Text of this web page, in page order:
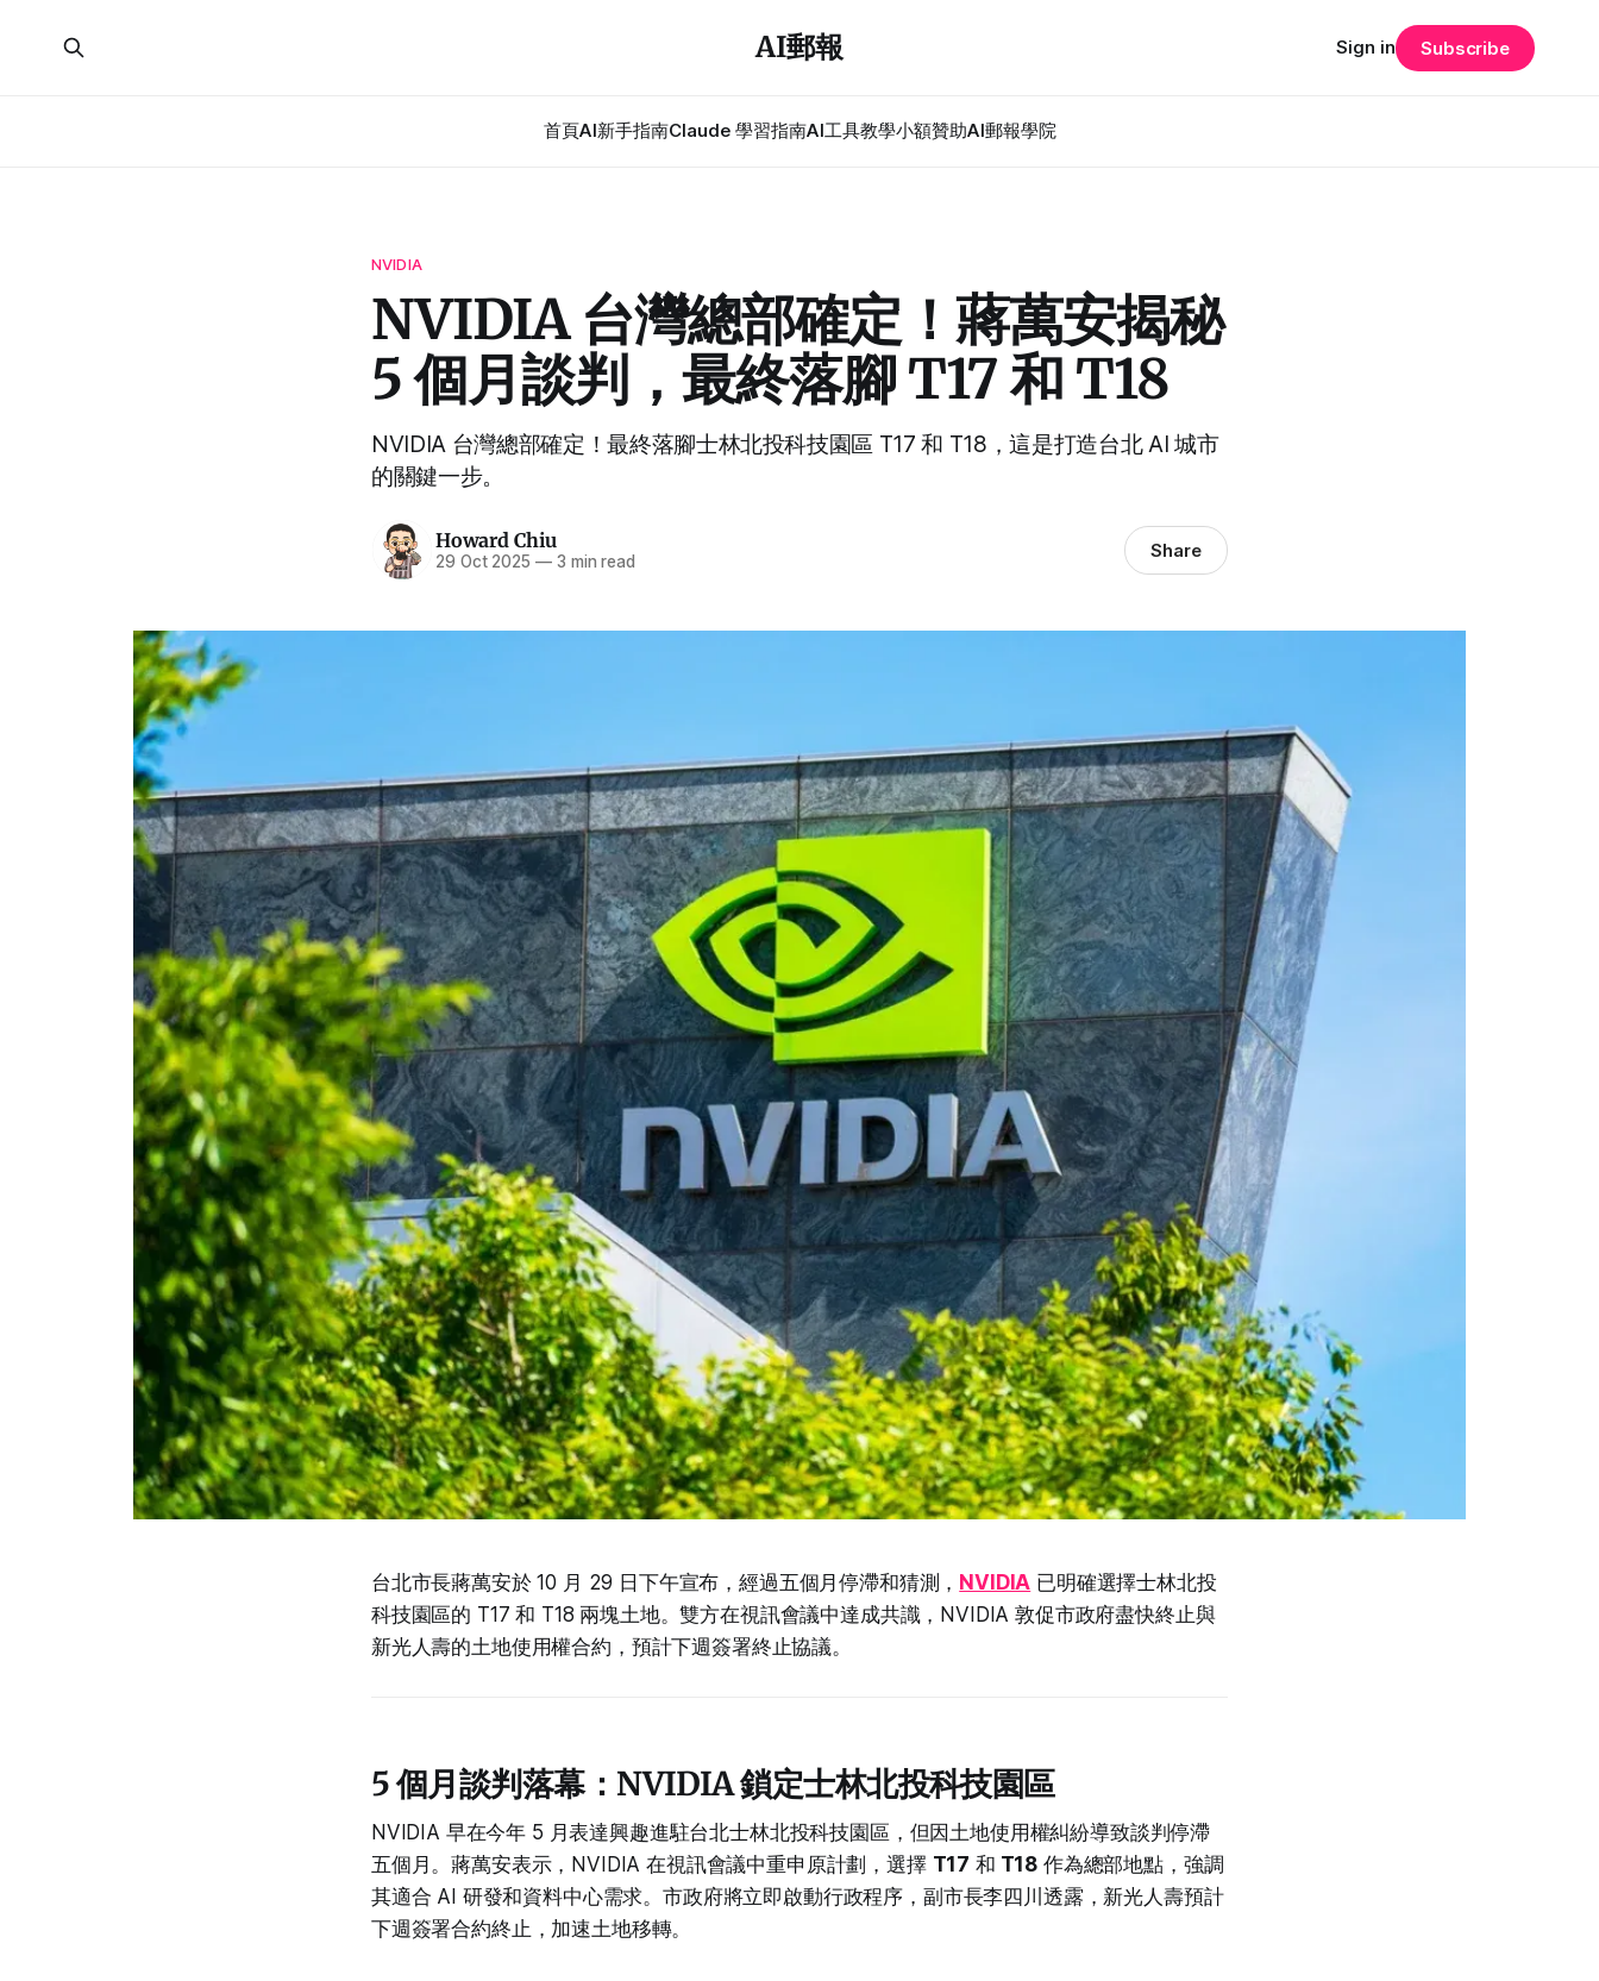
AI郵報
首頁AI新手指南Claude 學習指南AI工具教學小額贊助AI郵報學院
Sign in Subscribe
NVIDIA
NVIDIA 台灣總部確定！蔣萬安揭秘
5 個月談判，最終落腳 T17 和 T18
NVIDIA 台灣總部確定！最終落腳士林北投科技園區 T17 和 T18，這是打造台北 AI 城市
的關鍵一步。
Howard Chiu
29 Oct 2025 —3 min read Share
台北市長蔣萬安於 10 月 29 日下午宣布，經過五個月停滯和猜測， NVIDIA 已明確選擇士林北投
科技園區的 T17 和 T18 兩塊土地。雙方在視訊會議中達成共識，NVIDIA 敦促市政府盡快終止與
新光人壽的土地使用權合約，預計下週簽署終止協議。
5 個月談判落幕：NVIDIA 鎖定士林北投科技園區
NVIDIA 早在今年 5 月表達興趣進駐台北士林北投科技園區，但因土地使用權糾紛導致談判停滯
五個月。蔣萬安表示，NVIDIA 在視訊會議中重申原計劃，選擇 T17 和 T18 作為總部地點，強調
其適合 AI 研發和資料中心需求。市政府將立即啟動行政程序，副市長李四川透露，新光人壽預計
下週簽署合約終止，加速土地移轉。